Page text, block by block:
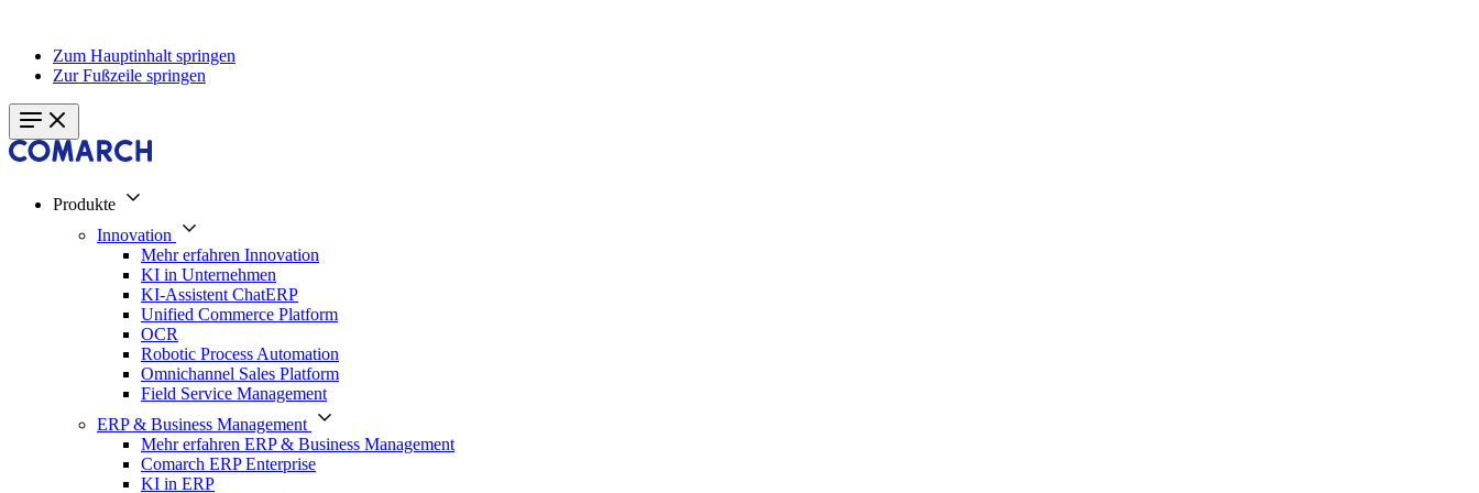
Zum Hauptinhalt springen
Zur Fußzeile springen
Produkte
Innovation
Mehr erfahren Innovation
KI in Unternehmen
KI-Assistent ChatERP
Unified Commerce Platform
OCR
Robotic Process Automation
Omnichannel Sales Platform
Field Service Management
ERP & Business Management
Mehr erfahren ERP & Business Management
Comarch ERP Enterprise
KI in ERP